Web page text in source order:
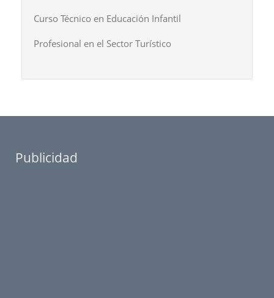
Curso Técnico en Educación Infantil
Profesional en el Sector Turístico
Publicidad